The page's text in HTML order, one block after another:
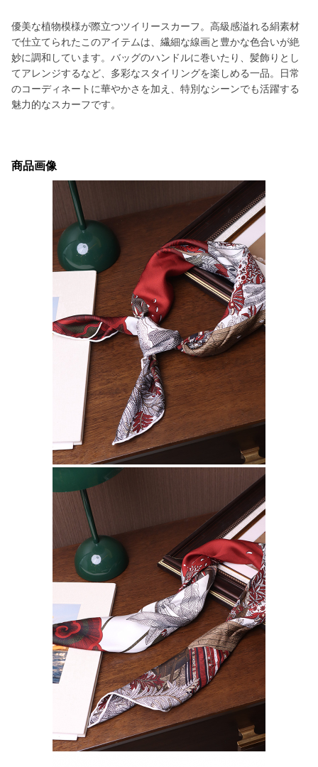
優美な植物模様が際立つツイリースカーフ。高級感溢れる絹素材
で仕立てられたこのアイテムは、繊細な線画と豊かな色合いが絶
妙に調和しています。バッグのハンドルに巻いたり、髪飾りとし
てアレンジするなど、多彩なスタイリングを楽しめる一品。日常
のコーディネートに華やかさを加え、特別なシーンでも活躍する
魅力的なスカーフです。
商品画像